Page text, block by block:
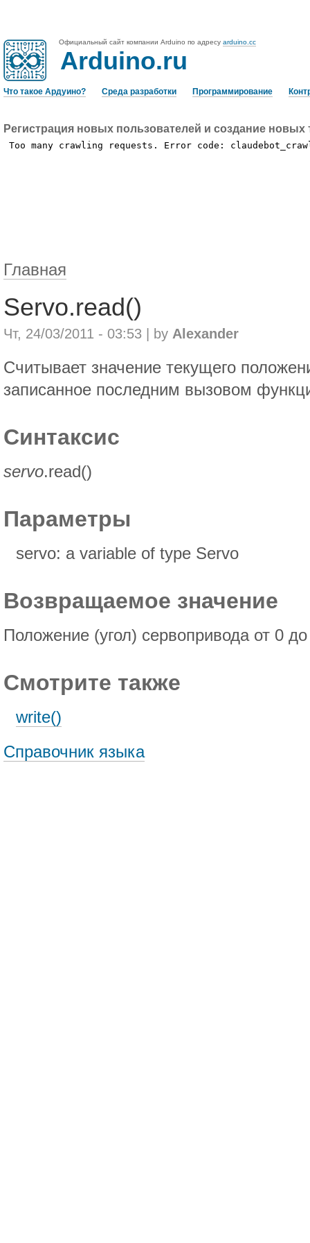
Официальный сайт компании Arduino по адресу arduino.cc
Arduino.ru
Что такое Ардуино? Среда разработки Программирование
Регистрация новых пользователей и создание
Главная
Servo.read()
Чт, 24/03/2011 - 03:53 | by Alexander
Считывает значение текущего
записанное последним вызовом
Синтаксис
servo.read()
Параметры
servo: a variable of type Servo
Возвращаемое значение
Положение (угол) сервопривода от 0
Смотрите также
write()
Справочник языка